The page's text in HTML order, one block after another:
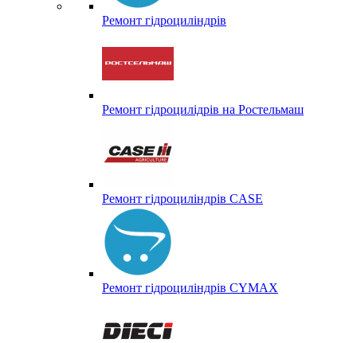
Ремонт гідроциліндрів
Ремонт гідроцилідрів на Ростельмаш
Ремонт гідроциліндрів CASE
Ремонт гідроциліндрів CYMAX